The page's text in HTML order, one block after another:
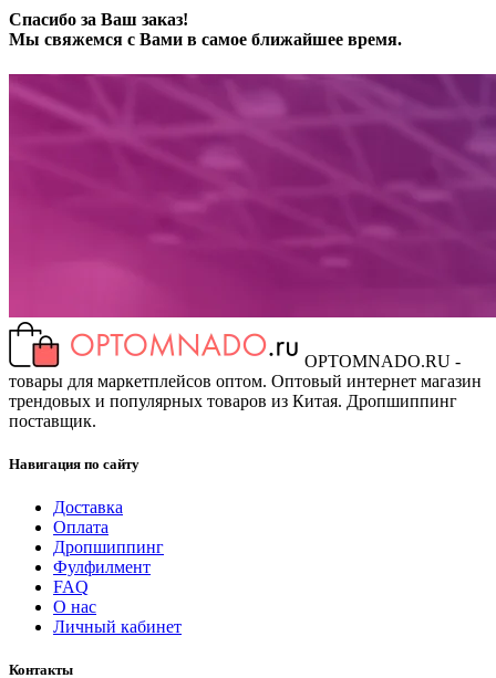
Спасибо за Ваш заказ!
Мы свяжемся с Вами в самое ближайшее время.
OPTOMNADO.RU -
товары для маркетплейсов оптом. Оптовый интернет магазин
трендовых и популярных товаров из Китая. Дропшиппинг
поставщик.
Навигация по сайту
Доставка
Оплата
Дропшиппинг
Фулфилмент
FAQ
О нас
Личный кабинет
Контакты